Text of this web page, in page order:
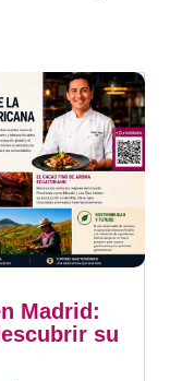
Madrid:
su